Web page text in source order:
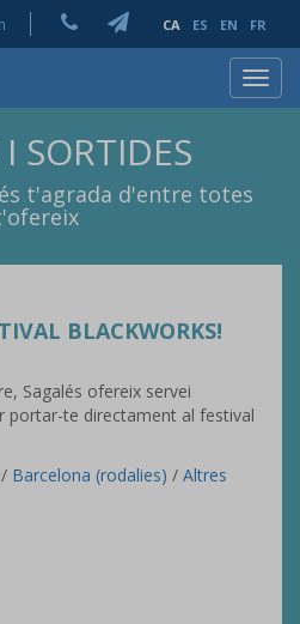
CA ES EN FR
SORTIDES
t'agrada d'entre totes
BLACKWORKS!
Sagalés ofereix servei
portar-te directament al festival
/ Barcelona (rodalies) / Altres